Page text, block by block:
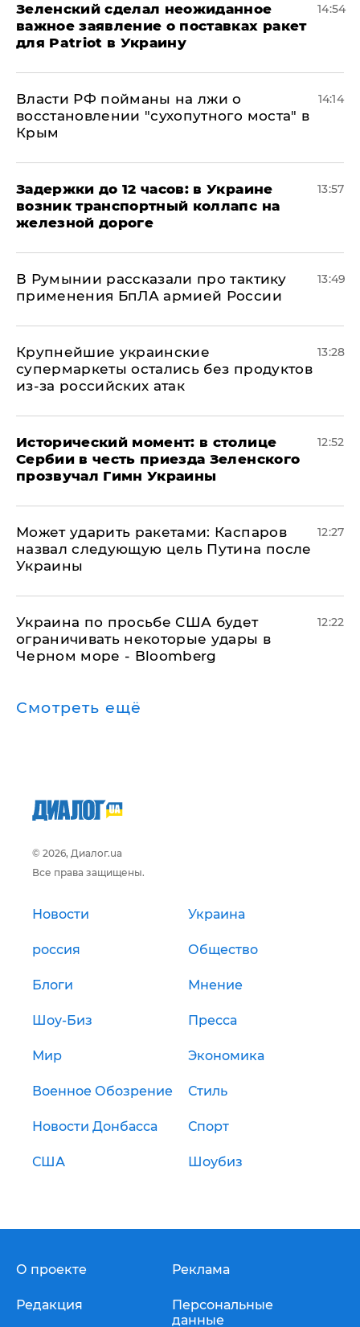
Зеленский сделал неожиданное
важное заявление о поставках ракет
для Patriot в Украину
14:54
Власти РФ пойманы на лжи о
восстановлении "сухопутного моста" в
Крым
14:14
Задержки до 12 часов: в Украине
возник транспортный коллапс на
железной дороге
13:57
В Румынии рассказали про тактику
применения БпЛА армией России
13:49
Крупнейшие украинские
супермаркеты остались без продуктов
из-за российских атак
13:28
Исторический момент: в столице
Сербии в честь приезда Зеленского
прозвучал Гимн Украины
12:52
Может ударить ракетами: Каспаров
назвал следующую цель Путина после
Украины
12:27
Украина по просьбе США будет
ограничивать некоторые удары в
Черном море - Bloomberg
12:22
Смотреть ещё
© 2026, Диалог.ua
Все права защищены.
Новости Украина
россия Общество
Блоги Мнение
Шоу-Биз Пресса
Мир Экономика
Военное Обозрение Стиль
Новости Донбасса Спорт
США Шоубиз
О проекте
Редакция
Реклама
Персональные
данные